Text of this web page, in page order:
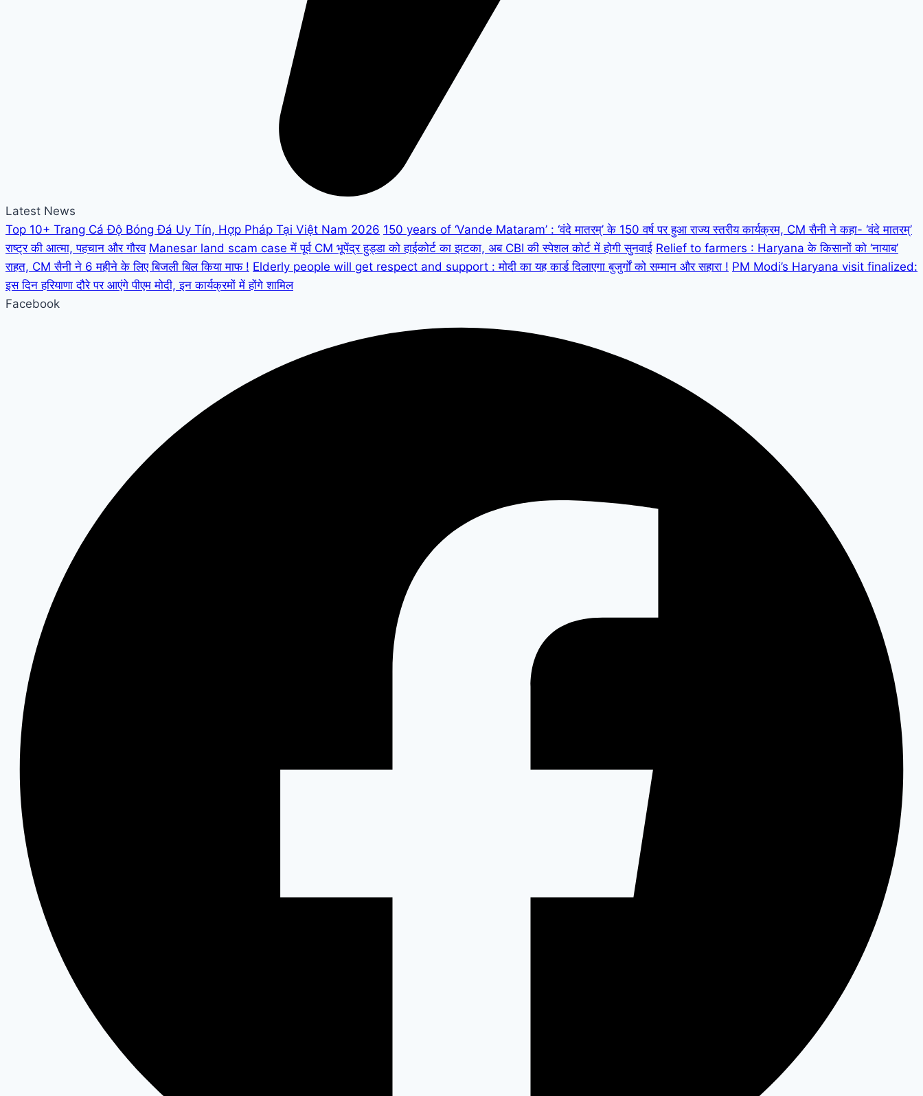
Latest News
Top 10+ Trang Cá Độ Bóng Đá Uy Tín, Hợp Pháp Tại Việt Nam 2026 150 years of ‘Vande Mataram’ : ‘वंदे मातरम्’ के 150 वर्ष पर हुआ राज्य स्तरीय कार्यक्रम, CM सैनी ने कहा- ‘वंदे मातरम्’
राष्ट्र की आत्मा, पहचान और गौरव Manesar land scam case में पूर्व CM भूपेंद्र हुड्डा को हाईकोर्ट का झटका, अब CBI की स्पेशल कोर्ट में होगी सुनवाई Relief to farmers : Haryana के किसानों को ‘नायाब’
राहत, CM सैनी ने 6 महीने के लिए बिजली बिल किया माफ ! Elderly people will get respect and support : मोदी का यह कार्ड दिलाएगा बुजुर्गों को सम्मान और सहारा ! PM Modi’s Haryana visit finalized:
इस दिन हरियाणा दौरे पर आएंगे पीएम मोदी, इन कार्यक्रमों में होंगे शामिल
Facebook